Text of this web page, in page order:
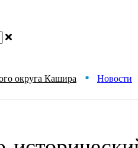
округа Кашира ■ Новости